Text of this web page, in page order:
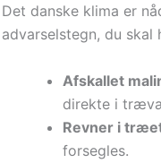
Det danske klima er
advarselstegn, du skal
Afskallet
direkte i
Revner i
forsegles.